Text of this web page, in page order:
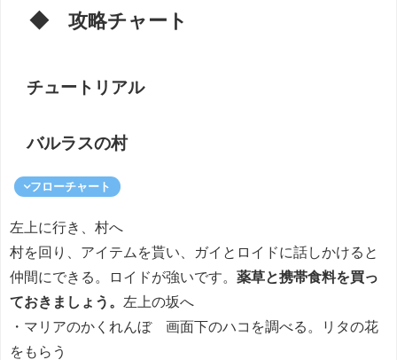
◆ 攻略チャート
チュートリアル
バルラスの村
フローチャート
左上に行き、村へ
村を回り、アイテムを貰い、ガイとロイドに話しかけると
仲間にできる。ロイドが強いです。 薬草と携帯食料を買っ
ておきましょう。 左上の坂へ
・マリアのかくれんぼ 画面下のハコを調べる。リタの花
をもらう